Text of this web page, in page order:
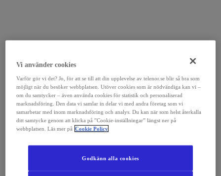
Vi använder cookies
Varför gör vi det? Jo, för att se till att din upplevelse av telenor.se blir så bra som
möjligt när du besöker webbplatsen. Utöver cookies som är nödvändiga kan vi –
om du samtycker – även använda cookies för statistik och personaliserad
marknadsföring. Den data vi samlar in delar vi med andra företag som vi
samarbetar med inom marknadsföring och analys. Du kan när som helst återkalla
ditt samtycke genom att klicka på ”Cookie-inställningar” längst ner på
webbplatsen. Läs mer på Cookie Policy
Godkänn alla cookies